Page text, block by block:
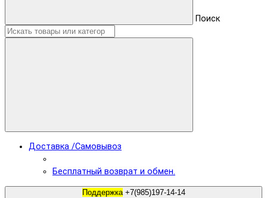
Поиск
Доставка /Самовывоз
Бесплатный возврат и обмен.
Поддержка +7(985)197-14-14